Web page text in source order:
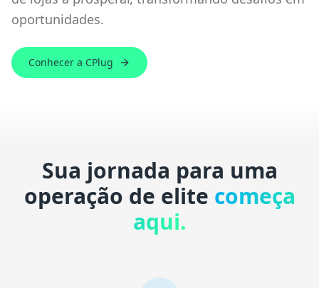
oportunidades.
Conhecer a CPlug
Sua jornada para uma
operação de elite começa
aqui.